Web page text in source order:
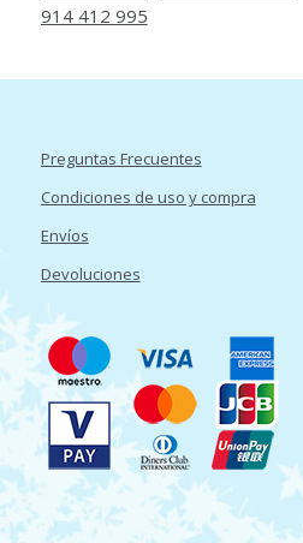
914 412 995
Preguntas Frecuentes
Condiciones de uso y compra
Envíos
Devoluciones